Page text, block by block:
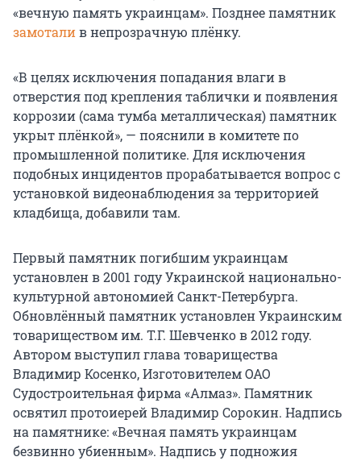
«вечную память украинцам». Позднее памятник
замоталив непрозрачную плёнку.
«В целях исключения попадания влаги в
отверстия под крепления таблички и появления
коррозии (сама тумба металлическая) памятник
укрыт плёнкой», — пояснили в комитете по
промышленной политике. Для исключения
подобных инцидентов прорабатывается вопрос с
установкой видеонаблюдения за территорией
кладбища, добавили там.
Первый памятник погибшим украинцам
установлен в 2001 году Украинской национально-
культурной автономией Санкт-Петербурга.
Обновлённый памятник установлен Украинским
товариществом им. Т.Г. Шевченко в 2012 году.
Автором выступил глава товарищества
Владимир Косенко, Изготовителем ОАО
Судостроительная фирма «Алмаз». Памятник
освятил протоиерей Владимир Сорокин. Надпись
на памятнике: «Вечная память украинцам
безвинно убиенным». Надпись у подножия